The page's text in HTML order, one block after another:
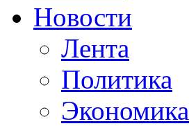
Новости
Лента
Политика
Экономика